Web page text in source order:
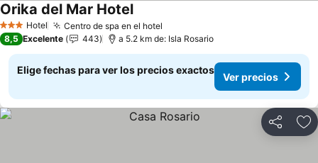
3 Estrellas
Hotel Centro de spa en el hotel
Orika del Mar Hotel
8,5 Excelente 443 a 5.2 km de: Isla Rosario
Elige fechas para ver los precios exactos
Ver precios
Compartir